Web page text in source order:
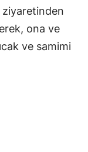
ziyaretinden
ona ve
ve samimi